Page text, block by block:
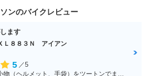
ンのバイクレビュー
ます
Ｌ８８３Ｎ アイアン
5 ／5
満足ポイント:シートと小物（ヘルメット、手袋）をツートンでまとめているところ